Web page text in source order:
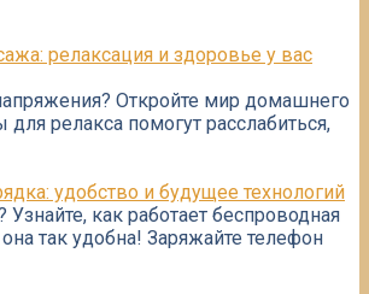
релаксация и здоровье у вас
Откройте мир домашнего
релакса помогут расслабиться,
удобство и будущее технологий
Узнайте, как работает беспроводная
так удобна! Заряжайте телефон